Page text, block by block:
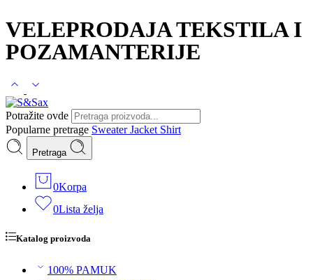
VELEPRODAJA TEKSTILA I
POZAMANTERIJE
Potražite ovde
Popularne pretrage SweaterJacket Shirt
Pretraga
0Korpa
0Lista želja
Katalog proizvoda
100% PAMUK